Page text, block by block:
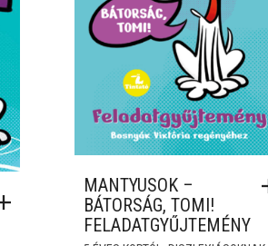
MANTYUSOK –
BÁTORSÁG, TOMI!
FELADATGYŰJTEMÉNY